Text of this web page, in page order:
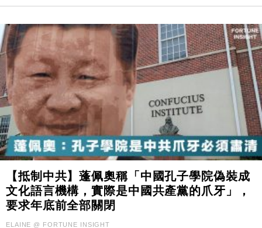
【抵制中共】蓬佩奧稱「中國孔子學院偽裝成
文化語言機構，實際是中國共產黨的爪牙」，
要求年底前全部關閉
ELAINE @ FORTUNE INSIGHT